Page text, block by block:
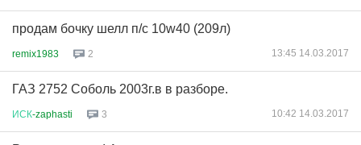
продам бочку шелл п/c 10w40 (209л)
remix1983 2 13:45 14.03.2017
ГАЗ 2752 Соболь 2003г.в в разборе.
ИСК-zaphasti 3 10:42 14.03.2017